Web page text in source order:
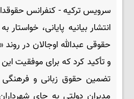
سرویس ترکیه - کنفرانس
انتشار بیانیه پایانی،
حقوقی عبدالله اوجالان در
و تأکید کرد که برای موفقیت
تضمین حقوق زبانی و فرهنگی